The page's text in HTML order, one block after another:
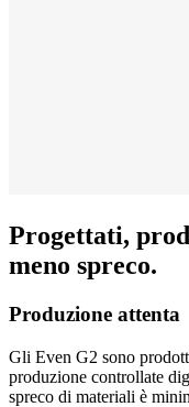
Progettati,
meno spreco.
Produzione attenta
Gli Even G2 sono
produzione controllate
spreco di materiali è